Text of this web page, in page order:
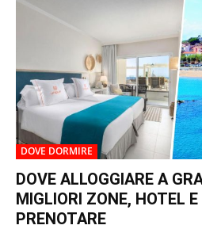
DOVE DORMIRE
DOVE ALLOGGIARE A
MIGLIORI ZONE, HOTEL
PRENOTARE